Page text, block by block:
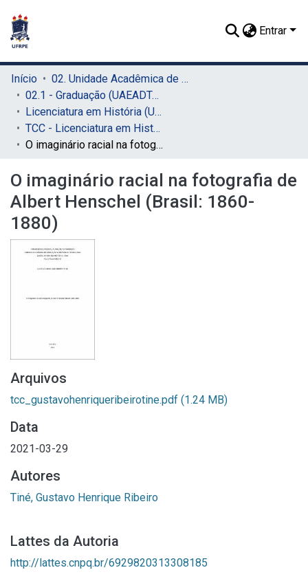
Entrar
Início
02. Unidade Acadêmica de Educação a Distância e Tecnologia (UAEADTec)
02.1 - Graduação (UAEADTec)
Licenciatura em História (UAEADTec)
TCC - Licenciatura em História (UAEADTec)
O imaginário racial na fotografia de Albert Henschel (Brasil: 1860-1880)
O imaginário racial na fotografia de
Albert Henschel (Brasil: 1860-
1880)
Arquivos
tcc_gustavohenriqueribeirotine.pdf (1.24 MB)
Data
2021-03-29
Autores
Tiné, Gustavo Henrique Ribeiro
Lattes da Autoria
http://lattes.cnpq.br/6929820313308185